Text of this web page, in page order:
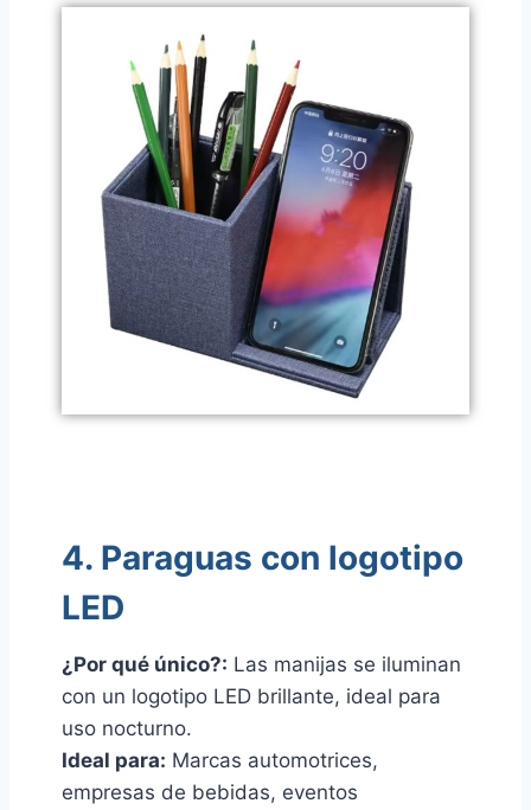
4. Paraguas con logotipo
LED
¿Por qué único?: Las manijas se iluminan
con un logotipo LED brillante, ideal para
uso nocturno.
Ideal para: Marcas automotrices,
empresas de bebidas, eventos